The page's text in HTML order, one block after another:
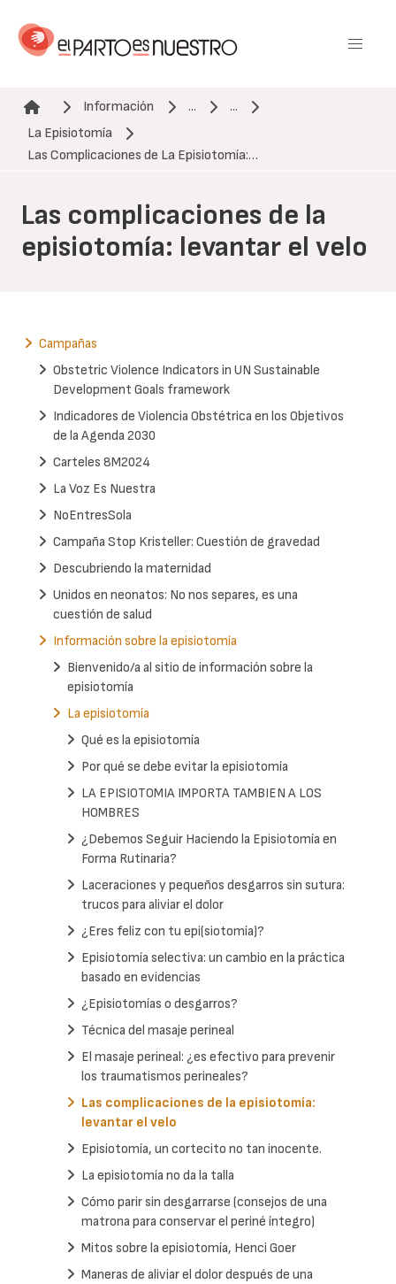
contenido
Ruta de navegación
Información ...
...
La Episiotomía
Las Complicaciones de La Episiotomía:…
Las complicaciones de la
episiotomía: levantar el velo
Campañas
Obstetric Violence Indicators in UN Sustainable
Development Goals framework
Indicadores de Violencia Obstétrica en los Objetivos
de la Agenda 2030
Carteles 8M2024
La Voz Es Nuestra
NoEntresSola
Campaña Stop Kristeller: Cuestión de gravedad
Descubriendo la maternidad
Unidos en neonatos: No nos separes, es una
cuestión de salud
Información sobre la episiotomía
Bienvenido/a al sitio de información sobre la
episiotomía
La episiotomía
Qué es la episiotomía
Por qué se debe evitar la episiotomía
LA EPISIOTOMIA IMPORTA TAMBIEN A LOS
HOMBRES
¿Debemos Seguir Haciendo la Episiotomía en
Forma Rutinaria?
Laceraciones y pequeños desgarros sin sutura:
trucos para aliviar el dolor
¿Eres feliz con tu epi(siotomía)?
Episiotomía selectiva: un cambio en la práctica
basado en evidencias
¿Episiotomías o desgarros?
Técnica del masaje perineal
El masaje perineal: ¿es efectivo para prevenir
los traumatismos perineales?
Las complicaciones de la episiotomía:
levantar el velo
Episiotomía, un cortecito no tan inocente.
La episiotomía no da la talla
Cómo parir sin desgarrarse (consejos de una
matrona para conservar el periné íntegro)
Mitos sobre la episiotomía, Henci Goer
Maneras de aliviar el dolor después de una